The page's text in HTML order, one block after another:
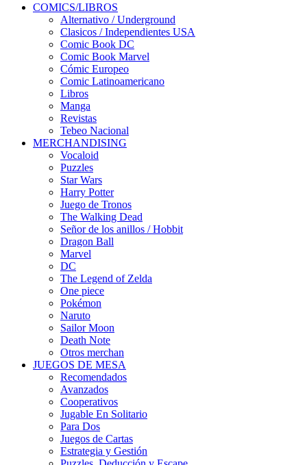
COMICS/LIBROS
Alternativo / Underground
Clasicos / Independientes USA
Comic Book DC
Comic Book Marvel
Cómic Europeo
Comic Latinoamericano
Libros
Manga
Revistas
Tebeo Nacional
MERCHANDISING
Vocaloid
Puzzles
Star Wars
Harry Potter
Juego de Tronos
The Walking Dead
Señor de los anillos / Hobbit
Dragon Ball
Marvel
DC
The Legend of Zelda
One piece
Pokémon
Naruto
Sailor Moon
Death Note
Otros merchan
JUEGOS DE MESA
Recomendados
Avanzados
Cooperativos
Jugable En Solitario
Para Dos
Juegos de Cartas
Estrategia y Gestión